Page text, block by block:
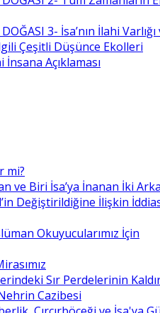
3- İsa’nın İlahi Varlığı
Çeşitli Düşünce Ekolleri
İnsana Açıklaması
mi?
ve Biri İsa’ya İnanan İki
Değiştirildiğine İlişkin
Okuyucularımız İçin
Sır Perdelerinin
Cazibesi